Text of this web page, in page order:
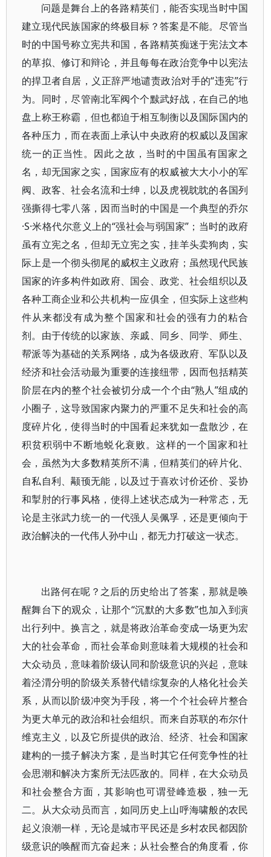
问题是舞台上的各路精英们，能否实现当时中国
建立现代民族国家的终极目标？答案是不能。尽管当
时的中国号称立宪共和国，各路精英痴迷于宪法文本
的草拟、修订和辩论，并且每每在政治竞争中以宪法
的捍卫者自居，义正辞严地谴责政治对手的“违宪”行
为。同时，尽管南北军阀个个黩武好战，在自己的地
盘上称王称霸，但也都迫于相互制衡以及国际国内的
各种压力，而在表面上承认中央政府的权威以及国家
统一的正当性。因此之故，当时的中国虽有国家之
名，却无国家之实，国家应有的权威被大大小小的军
阀、政客、社会名流和士绅，以及虎视眈眈的各国列
强撕得七零八落，因而当时的中国是一个典型的乔尔
·S·米格代尔意义上的“强社会与弱国家”；当时的政府
虽有立宪之名，但却无立宪之实，挂羊头卖狗肉，实
际上是一个彻头彻尾的威权主义政府；虽然现代民族
国家的许多构件如政府、国会、政党、社会组织以及
各种工商企业和公共机构一应俱全，但实际上这些构
件从来都没有成为整个国家和社会的强有力的粘合
剂。由于传统的以家族、亲戚、同乡、同学、师生、
帮派等为基础的关系网络，成为各级政府、军队以及
经济和社会活动最为重要的连接纽带，因而包括精英
阶层在内的整个社会被切分成一个个由“熟人”组成的
小圈子，这导致国家内聚力的严重不足失和社会的高
度碎片化，使得当时的中国看起来犹如一盘散沙，在
积贫积弱中不断地蜕化衰败。这样的一个国家和社
会，虽然为大多数精英所不满，但精英们的碎片化、
自私自利、颟顸无能，以及过于喜欢讨价还价、妥协
和掣肘的行事风格，使得上述状态成为一种常态，无
论是主张武力统一的一代强人吴佩孚，还是更倾向于
政治解决的一代伟人孙中山，都无力打破这一状态。
出路何在呢？之后的历史给出了答案，那就是唤
醒舞台下的观众，让那个“沉默的大多数”也加入到演
出行列中。换言之，就是将政治革命变成一场更为宏
大的社会革命，而社会革命则意味着大规模的社会和
大众动员，意味着阶级认同和阶级意识的兴起，意味
着泾渭分明的阶级关系替代错综复杂的人格化社会关
系，从而以阶级冲突为手段，将一个个社会碎片整合
为更大单元的政治和社会组织。而来自苏联的布尔什
维克主义，以及它所提供的政治、经济、社会和国家
建构的一揽子解决方案，是当时其它任何竞争性的社
会思潮和解决方案所无法匹敌的。同样，在大众动员
和社会整合方面，其影响也可谓登峰造极，独一无
二。从大众动员而言，如同历史上山呼海啸般的农民
起义浪潮一样，无论是城市平民还是乡村农民都因阶
级意识的唤醒而亢奋起来；从社会整合的角度看，你